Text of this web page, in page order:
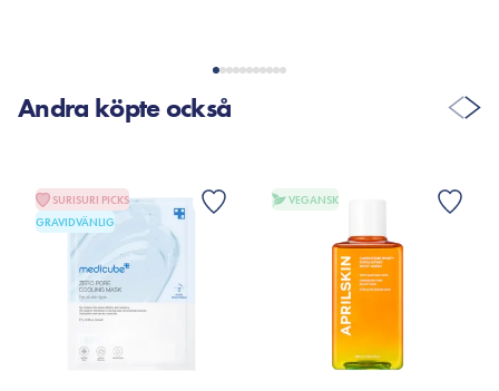
Andra köpte också
SURISURI PICKS
GRAVIDVÄNLIG
VEGANSK